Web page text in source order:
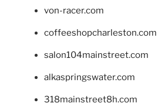
von-racer.com
coffeeshopcharleston.com
salon104mainstreet.com
alkaspringswater.com
318mainstreet8h.com